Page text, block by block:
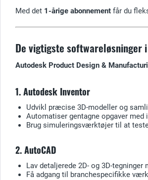
Med det 1-årige abonnement får du
De vigtigste softwareløsninger
Autodesk Product Design &
1. Autodesk Inventor
Udvikl præcise 3D-modeller og
Automatiser gentagne opgaver
Brug simuleringsværktøjer til at
2. AutoCAD
Lav detaljerede 2D- og 3D-
Få adgang til branchespecifikke